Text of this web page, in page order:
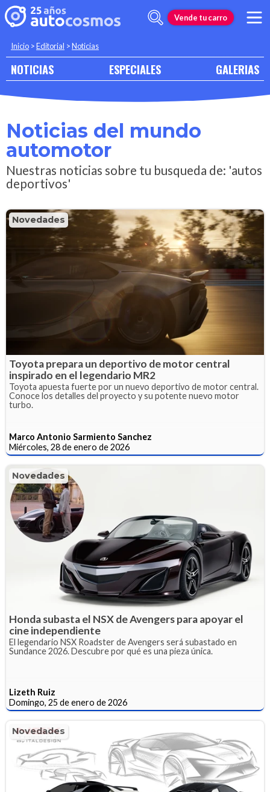
Vende tu carro
Inicio >Editorial >Noticias
NOTICIAS ESPECIALES GALERIAS
Noticias del mundo
automotor
Nuestras noticias sobre tu busqueda de: 'autos
deportivos'
Novedades
Toyota prepara un deportivo de motor central
inspirado en el legendario MR2
Toyota apuesta fuerte por un nuevo deportivo de motor central.
Conoce los detalles del proyecto y su potente nuevo motor
turbo.
Marco Antonio Sarmiento Sanchez
Miércoles, 28 de enero de 2026
Novedades
Honda subasta el NSX de Avengers para apoyar el
cine independiente
El legendario NSX Roadster de Avengers será subastado en
Sundance 2026. Descubre por qué es una pieza única.
Lizeth Ruiz
Domingo, 25 de enero de 2026
Novedades